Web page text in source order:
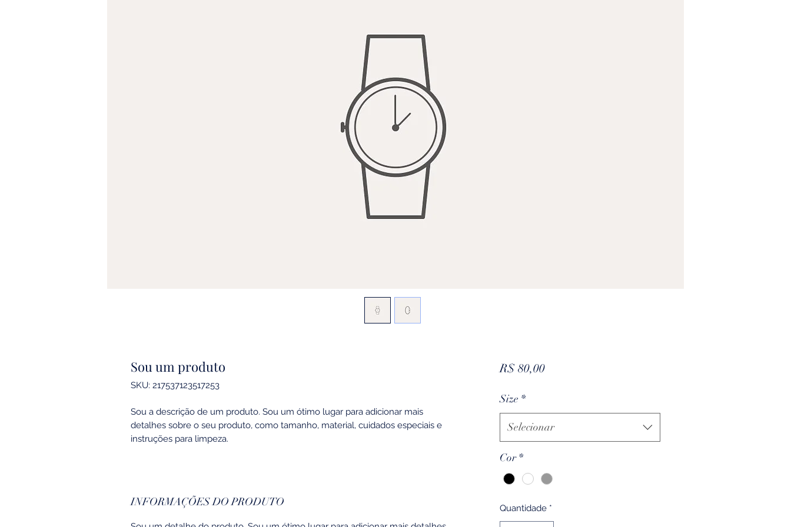
Sou um produto
SKU: 217537123517253
Sou a descrição de um produto. Sou um ótimo lugar para adicionar mais
detalhes sobre o seu produto, como tamanho, material, cuidados especiais e
instruções para limpeza.
INFORMAÇÕES DO PRODUTO
R$ 80,00Preço
Size *
Selecionar
Cor *
Quantidade *